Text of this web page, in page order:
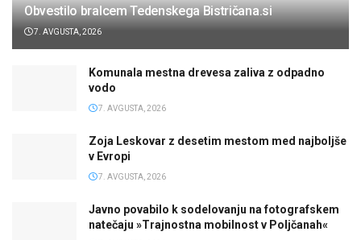
Obvestilo bralcem Tedenskega Bistričana.si
7. AVGUSTA, 2026
Komunala mestna drevesa zaliva z odpadno
vodo
7. AVGUSTA, 2026
Zoja Leskovar z desetim mestom med najboljše
v Evropi
7. AVGUSTA, 2026
Javno povabilo k sodelovanju na fotografskem
natečaju »Trajnostna mobilnost v Poljčanah«